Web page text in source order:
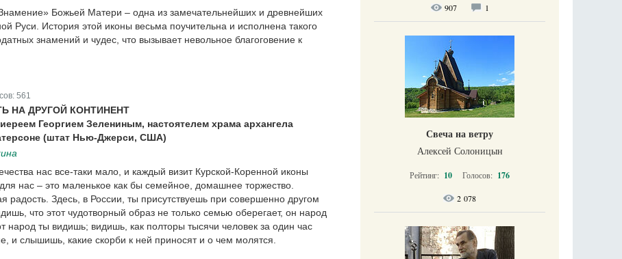
Божьей Матери – одна из замечательнейших и древнейших
Руси. История этой иконы весьма поучительна и исполнена такого
знамений и чудес, что вызывает невольное благоговение к
561
НА ДРУГОЙ КОНТИНЕНТ
Георгием Зелениным, настоятелем храма архангела
(штат Нью-Джерси, США)
нас все-таки мало, и каждый визит Курской-Коренной иконы
нас – это маленькое как бы семейное, домашнее торжество.
радость. Здесь, в России, ты присутствуешь при совершенно другом
что этот чудотворный образ не только семью оберегает, он народ
народ ты видишь; видишь, как полторы тысячи человек за один час
и слышишь, какие скорби к ней приносят и о чем молятся.
907 1
Свеча на ветру
Алексей Солоницын
Рейтинг: 10 Голосов: 176
2 078